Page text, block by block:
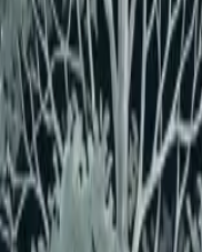
温15℃以上。
本機能の農薬・病害虫
っては、必ず農薬のラ
用法・用量・使用時期
更されることがありま
おすすめユーザー
おすすめユーザーは